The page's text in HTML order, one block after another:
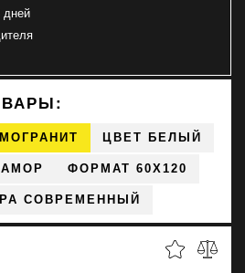
дней
ЦВЕТ БЕЛЫЙ
ФОРМАТ 60X120
СОВРЕМЕННЫЙ